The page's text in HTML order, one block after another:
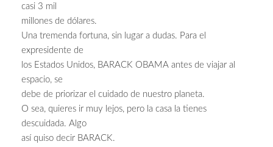
casi 3 mil
millones de dólares.
Una tremenda fortuna, sin lugar a dudas. Para el
expresidente de
los Estados Unidos, BARACK OBAMA antes de viajar al
espacio, se
debe de priorizar el cuidado de nuestro planeta.
O sea, quieres ir muy lejos, pero la casa la tienes
descuidada. Algo
así quiso decir BARACK.